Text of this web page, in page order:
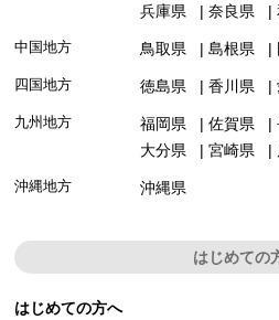
兵庫県
奈良県
中国地方 鳥取県 島根県
四国地方 徳島県 香川県
九州地方 福岡県 佐賀県
大分県
宮崎県
沖縄地方 沖縄県
はじめての
はじめての方へ